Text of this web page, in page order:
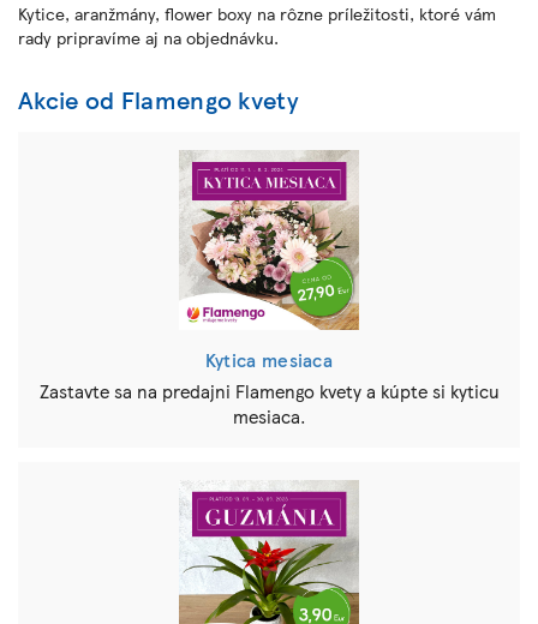
Kytice, aranžmány, flower boxy na rôzne príležitosti, ktoré vám
rady pripravíme aj na objednávku.
Akcie od Flamengo kvety
Kytica mesiaca
Zastavte sa na predajni Flamengo kvety a kúpte si kyticu
mesiaca.